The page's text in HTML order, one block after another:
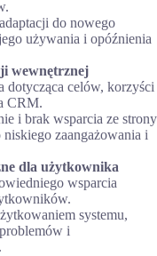
do nowego
używania i opóźnienia
wewnętrznej
dotycząca celów, korzyści
CRM.
i brak wsparcia ze strony
zaangażowania i
dla użytkownika
wsparcia
systemu,
i